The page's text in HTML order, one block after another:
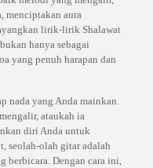
menciptakan aura
lirik-lirik Shalawat
hanya sebagai
yang penuh harapan dan
nada yang Anda mainkan.
ataukah ia
diri Anda untuk
seolah-olah gitar adalah
berbicara. Dengan cara ini,